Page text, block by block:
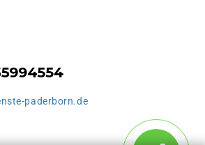
paderborn.de